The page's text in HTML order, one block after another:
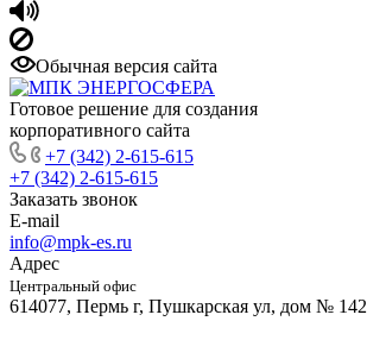
Обычная версия сайта
Готовое решение для создания
корпоративного сайта
+7 (342) 2-615-615
+7 (342) 2-615-615
Заказать звонок
E-mail
info@mpk-es.ru
Адрес
Центральный офис
614077, Пермь г, Пушкарская ул, дом № 142